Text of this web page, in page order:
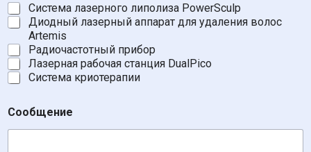
Система лазерного липолиза PowerSculp
Диодный лазерный аппарат для удаления волос
Artemis
Радиочастотный прибор
Лазерная рабочая станция DualPico
Система криотерапии
Сообщение